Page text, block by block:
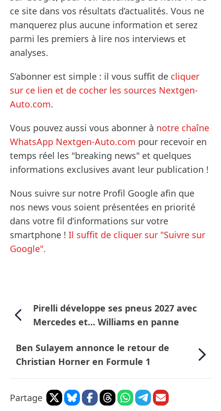
ce site dans vos résultats d’actualités. Vous ne
manquerez plus aucune information et serez
parmi les premiers à lire nos interviews et
analyses.
S’abonner est simple : il vous suffit de cliquer
sur ce lien et de cocher les sources Nextgen-
Auto.com.
Vous pouvez aussi vous abonner à notre chaîne
WhatsApp Nextgen-Auto.com pour recevoir en
temps réel les "breaking news" et quelques
informations exclusives avant leur publication !
Nous suivre sur notre Profil Google afin que
nos news vous soient présentées en priorité
dans votre fil d’informations sur votre
smartphone ! Il suffit de cliquer sur "Suivre sur
Google".
Pirelli développe ses pneus 2027 avec
Mercedes et... Williams en panne
Ben Sulayem annonce le retour de
Christian Horner en Formule 1
Partage